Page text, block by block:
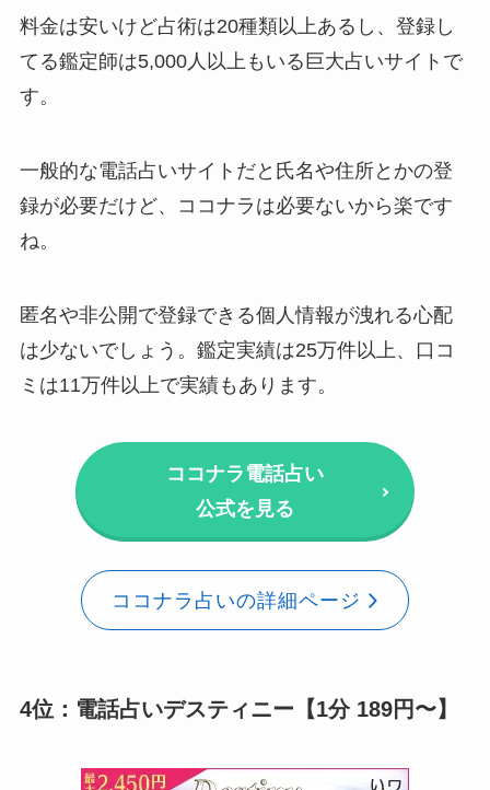
料金は安いけど占術は20種類以上あるし、登録し
てる鑑定師は5,000人以上もいる巨大占いサイトで
す。
一般的な電話占いサイトだと氏名や住所とかの登
録が必要だけど、ココナラは必要ないから楽です
ね。
匿名や非公開で登録できる個人情報が洩れる心配
は少ないでしょう。鑑定実績は25万件以上、口コ
ミは11万件以上で実績もあります。
ココナラ電話占い
公式を見る
ココナラ占いの詳細ページ
4位：電話占いデスティニー【1分 189円〜】